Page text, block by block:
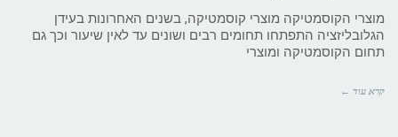
מוצרי הקוסמטיקה מוצרי קוסמטיקה, בשנים האחרונות בעידן
הגלובליזציה התפתחו תחומים רבים ושונים עד לאין שיעור וכך גם
תחום הקוסמטיקה ומוצרי
קרא עוד ←